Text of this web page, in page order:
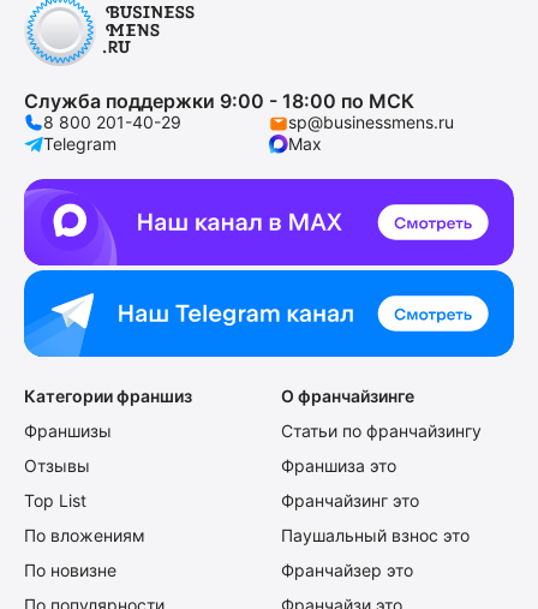
Служба поддержки 9:00 - 18:00 по МСК
8 800 201-40-29
sp@businessmens.ru
Telegram
Max
Категории франшиз
Франшизы
Отзывы
Top List
По вложениям
По новизне
По популярности
О франчайзинге
Статьи по франчайзингу
Франшиза это
Франчайзинг это
Паушальный взнос это
Франчайзер это
Франчайзи это